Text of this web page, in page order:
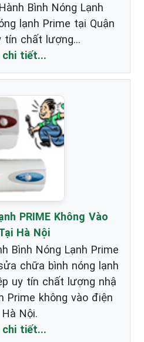
Bình Nóng Lạnh
lạnh Prime tại Quận
tín chất lượng...
chi tiết...
PRIME Không Vào
Hà Nội
Bình Nóng Lạnh Prime
chữa bình nóng lạnh
uy tín chất lượng nhậ
Prime không vào điện
Nội.
chi tiết...